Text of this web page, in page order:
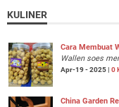
KULINER
Cara Membuat
Wallen soes
Apr-19 - 2025 | 0
China Garden